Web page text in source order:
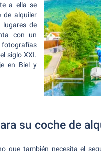
a ella se
de alquiler
lugares de
con un
siglo XXI.
en Biel y
su coche de
que también necesita el